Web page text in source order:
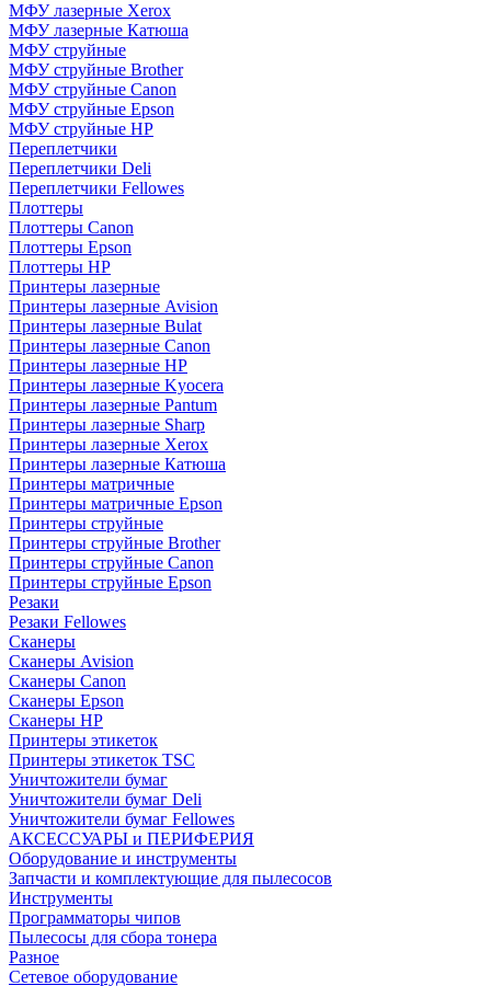
МФУ лазерные Xerox
МФУ лазерные Катюша
МФУ струйные
МФУ струйные Brother
МФУ струйные Canon
МФУ струйные Epson
МФУ струйные HP
Переплетчики
Переплетчики Deli
Переплетчики Fellowes
Плоттеры
Плоттеры Canon
Плоттеры Epson
Плоттеры HP
Принтеры лазерные
Принтеры лазерные Avision
Принтеры лазерные Bulat
Принтеры лазерные Canon
Принтеры лазерные HP
Принтеры лазерные Kyocera
Принтеры лазерные Pantum
Принтеры лазерные Sharp
Принтеры лазерные Xerox
Принтеры лазерные Катюша
Принтеры матричные
Принтеры матричные Epson
Принтеры струйные
Принтеры струйные Brother
Принтеры струйные Canon
Принтеры струйные Epson
Резаки
Резаки Fellowes
Сканеры
Сканеры Avision
Сканеры Canon
Сканеры Epson
Сканеры HP
Принтеры этикеток
Принтеры этикеток TSC
Уничтожители бумаг
Уничтожители бумаг Deli
Уничтожители бумаг Fellowes
АКСЕССУАРЫ и ПЕРИФЕРИЯ
Оборудование и инструменты
Запчасти и комплектующие для пылесосов
Инструменты
Программаторы чипов
Пылесосы для сбора тонера
Разное
Сетевое оборудование